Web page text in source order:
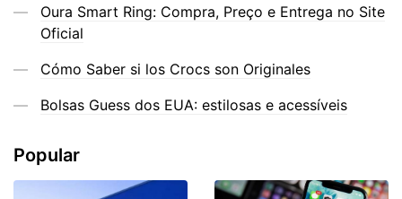
Oura Smart Ring: Compra, Preço e Entrega no Site
Oficial
Cómo Saber si los Crocs son Originales
Bolsas Guess dos EUA: estilosas e acessíveis
Popular